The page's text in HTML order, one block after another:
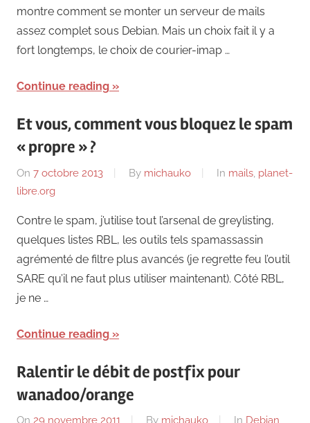
montre comment se monter un serveur de mails
assez complet sous Debian. Mais un choix fait il y a
fort longtemps, le choix de courier-imap …
Continue reading
Et vous, comment vous bloquez le spam
« propre » ?
On 7 octobre 2013 By michauko In mails, planet-
libre.org
Contre le spam, j’utilise tout l’arsenal de greylisting,
quelques listes RBL, les outils tels spamassassin
agrémenté de filtre plus avancés (je regrette feu l’outil
SARE qu’il ne faut plus utiliser maintenant). Côté RBL,
je ne …
Continue reading
Ralentir le débit de postfix pour
wanadoo/orange
On 29 novembre 2011 By michauko In Debian